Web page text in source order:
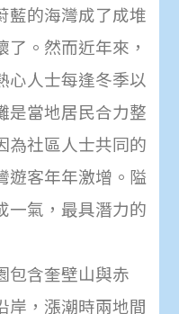
藍的海灣成了成堆
。然而近年來，
心人士每逢冬季以
是當地居民合力整
為社區人士共同的
遊客年年激增。隘
一氣，最具潛力的
包含奎壁山與赤
岸，漲潮時兩地間